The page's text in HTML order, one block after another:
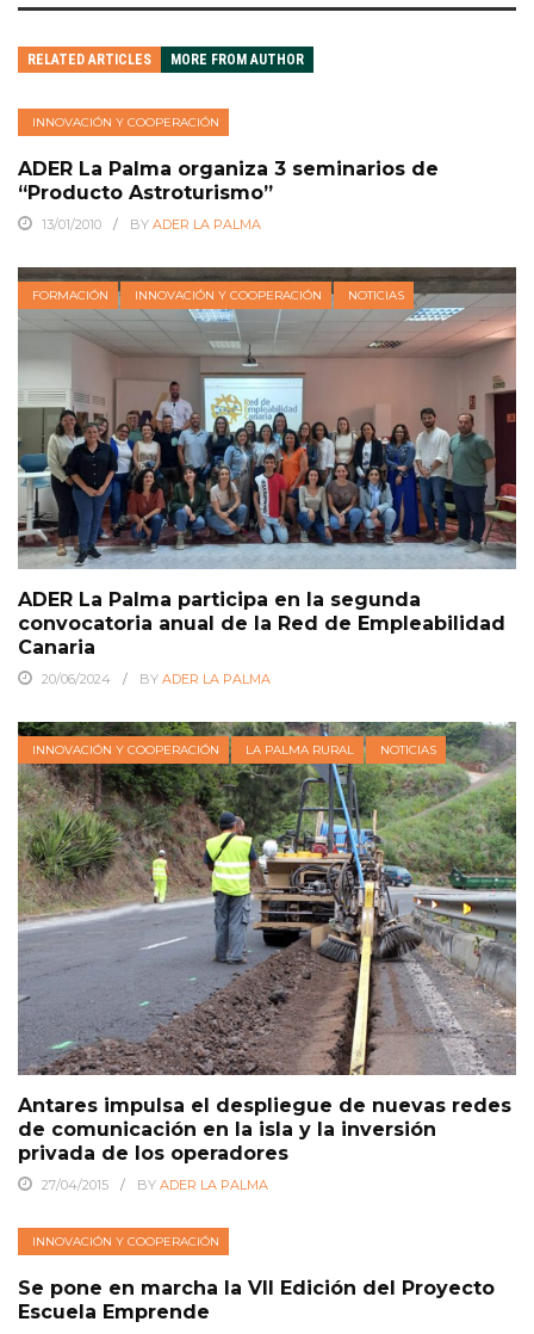
RELATED ARTICLES MORE FROM AUTHOR
INNOVACIÓN Y COOPERACIÓN
ADER La Palma organiza 3 seminarios de
“Producto Astroturismo”
13/01/2010 BY ADER LA PALMA
FORMACIÓN INNOVACIÓN Y COOPERACIÓN NOTICIAS
ADER La Palma participa en la segunda
convocatoria anual de la Red de Empleabilidad
Canaria
20/06/2024 BY ADER LA PALMA
INNOVACIÓN Y COOPERACIÓN LA PALMA RURAL NOTICIAS
Antares impulsa el despliegue de nuevas redes
de comunicación en la isla y la inversión
privada de los operadores
27/04/2015 BY ADER LA PALMA
INNOVACIÓN Y COOPERACIÓN
Se pone en marcha la VII Edición del Proyecto
Escuela Emprende